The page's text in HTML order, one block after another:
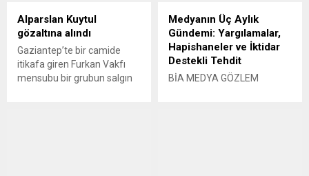
Alparslan Kuytul
gözaltına alındı
Gaziantep’te bir camide
itikafa giren Furkan Vakfı
mensubu bir grubun salgın
Medyanın Üç Aylık
Gündemi: Yargılamalar,
Hapishaneler ve İktidar
Destekli Tehdit
BİA MEDYA GÖZLEM